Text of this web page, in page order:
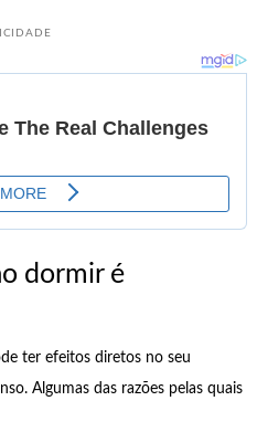
dormir é
ter efeitos diretos no seu
Algumas das razões pelas quais